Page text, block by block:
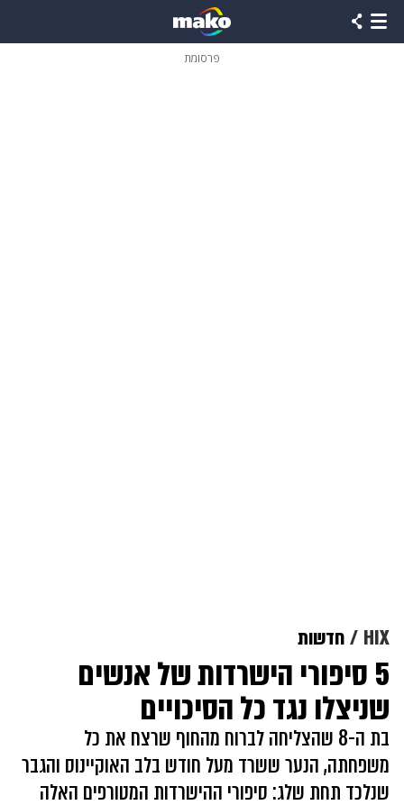
פרסומת
HIX חדשות
5 סיפורי הישרדות של אנשים
שניצלו נגד כל הסיכויים
בת ה-8 שהצליחה לברוח מהחוף שרצח את כל
משפחתה, הנער ששרד מעל חודש בלב האוקיינוס והגבר
שנלכד תחת שלג: סיפורי ההישרדות המטורפים האלה